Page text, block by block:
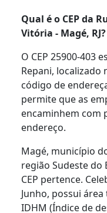
Qual é o CEP da
Vitória - Magé, RJ?
O CEP 25900-403
Repani, localizado
código de
permite que as
encaminhem com
endereço.
Magé, município
região Sudeste do
CEP pertence.
Junho, possui
IDHM (Índice de